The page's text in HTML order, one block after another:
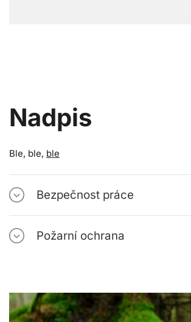
Nadpis
Ble, ble, ble
Bezpečnost práce
Požarní ochrana